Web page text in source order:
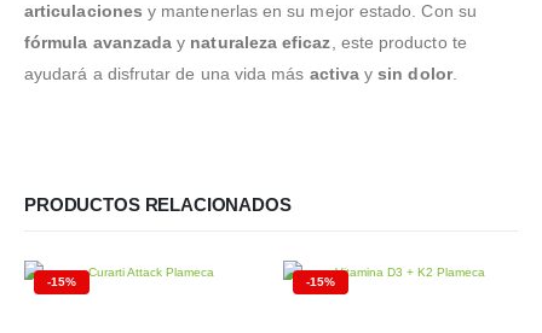
articulaciones y mantenerlas en su mejor estado. Con su
fórmula avanzada y naturaleza eficaz , este producto te
ayudará a disfrutar de una vida más activaysin dolor.
PRODUCTOS RELACIONADOS
-15% -15%